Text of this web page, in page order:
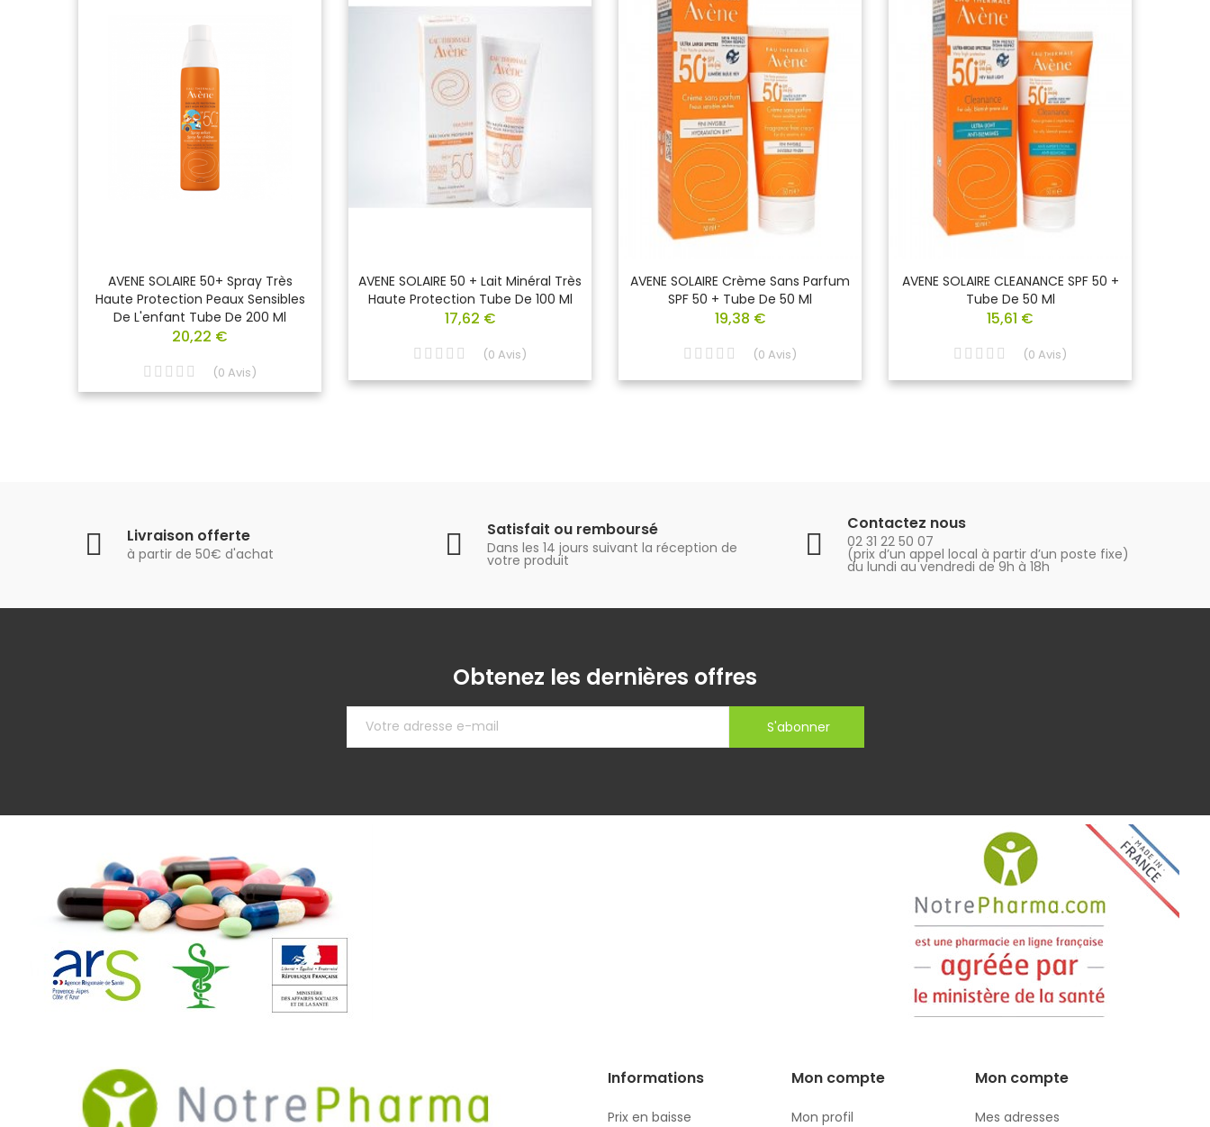
AVENE SOLAIRE 50+ Spray Très
Haute Protection Peaux Sensibles
De L'enfant Tube De 200 Ml
20,22 €
(0 Avis)
AVENE SOLAIRE 50 + Lait Minéral Très
Haute Protection Tube De 100 Ml
17,62 €
(0 Avis)
AVENE SOLAIRE Crème Sans Parfum
SPF 50 + Tube De 50 Ml
19,38 €
(0 Avis)
AVENE SOLAIRE CLEANANCE SPF 50 +
Tube De 50 Ml
15,61 €
(0 Avis)
Livraison offerte
à partir de 50€ d'achat
Satisfait ou remboursé
Dans les 14 jours suivant la réception de
votre produit
Contactez nous
02 31 22 50 07
(prix d’un appel local à partir d’un poste fixe)
du lundi au vendredi de 9h à 18h
Obtenez les dernières offres
S'abonner
Informations
Prix en baisse
Mon compte
Mon profil
Mon compte
Mes adresses